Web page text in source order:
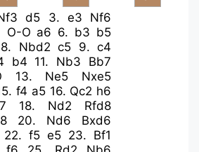
d5 3. e3
Nf6
O-O a6 6. b3 b5
8. Nbd2 c5 9.c4
b4 11. Nb3
Bb7
13. Ne5
Nxe5
f4 a5 16. Qc2 h6
18. Nd2
Rfd8
20. Nd6
Bxd6
22. f5 e5 23. Bf1